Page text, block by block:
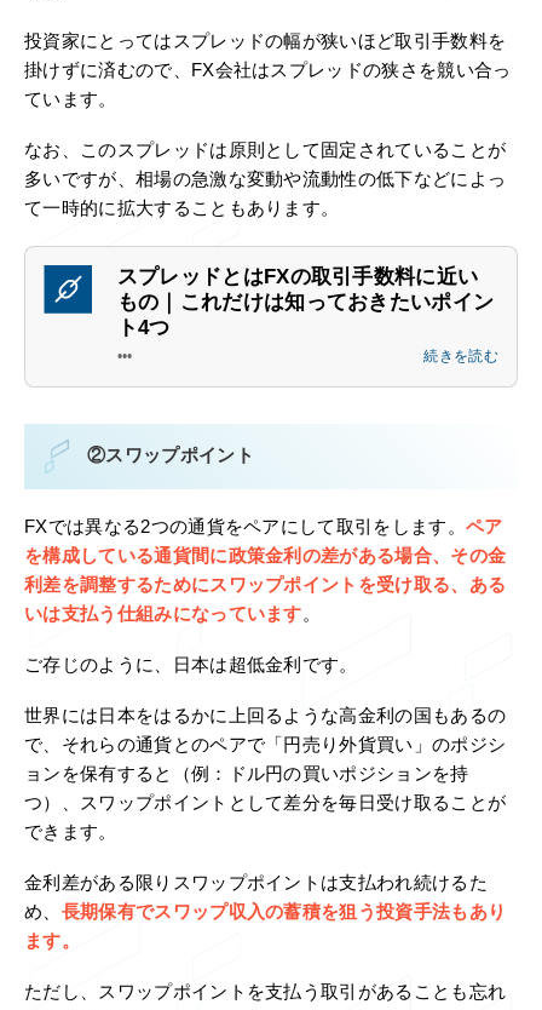
投資家にとってはスプレッドの幅が狭いほど取引手数料を
掛けずに済むので、FX会社はスプレッドの狭さを競い合っ
ています。
なお、このスプレッドは原則として固定されていることが
多いですが、相場の急激な変動や流動性の低下などによっ
て一時的に拡大することもあります。
スプレッドとはFXの取引手数料に近い
もの｜これだけは知っておきたいポイン
ト4つ
••• 続きを読む
②スワップポイント
FXでは異なる2つの通貨をペアにして取引をします。ペア
を構成している通貨間に政策金利の差がある場合、その金
利差を調整するためにスワップポイントを受け取る、ある
いは支払う仕組みになっています。
ご存じのように、日本は超低金利です。
世界には日本をはるかに上回るような高金利の国もあるの
で、それらの通貨とのペアで「円売り外貨買い」のポジシ
ョンを保有すると（例：ドル円の買いポジションを持
つ）、スワップポイントとして差分を毎日受け取ることが
できます。
金利差がある限りスワップポイントは支払われ続けるた
め、 長期保有でスワップ収入の蓄積を狙う投資手法もあり
ます。
ただし、スワップポイントを支払う取引があることも忘れ